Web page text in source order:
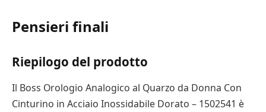
Pensieri finali
Riepilogo del prodotto
Il Boss Orologio Analogico al Quarzo da Donna Con
Cinturino in Acciaio Inossidabile Dorato – 1502541 è